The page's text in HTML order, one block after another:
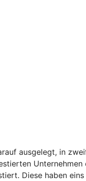
ausgelegt, in
Diese haben